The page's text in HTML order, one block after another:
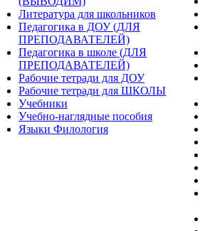
Литература для школьников
Педагогика в ДОУ (ДЛЯ
ПРЕПОДАВАТЕЛЕЙ)
Педагогика в школе (ДЛЯ
ПРЕПОДАВАТЕЛЕЙ)
Рабочие тетради для ДОУ
Рабочие тетради для ШКОЛЫ
Учебники
Учебно-наглядные пособия
Языки Филология